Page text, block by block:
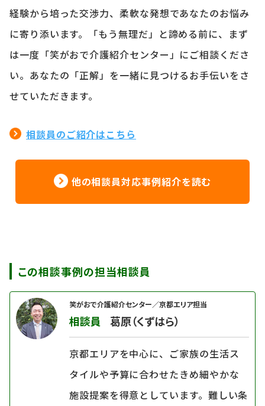
経験から培った交渉力、柔軟な発想であなたのお悩み
に寄り添います。「もう無理だ」と諦める前に、まず
は一度「笑がおで介護紹介センター」にご相談くださ
い。あなたの「正解」を一緒に見つけるお手伝いをさ
せていただきます。
相談員のご紹介はこちら
他の相談員対応事例紹介を読む
この相談事例の担当相談員
笑がおで介護紹介センター／京都エリア担当
相談員 葛原（くずはら）
京都エリアを中心に、ご家族の生活ス
タイルや予算に合わせたきめ細やかな
施設提案を得意としています。難しい条